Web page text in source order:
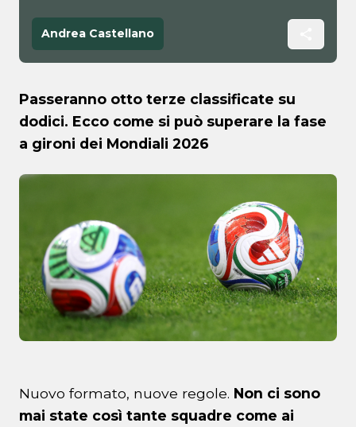
Andrea Castellano
Passeranno otto terze classificate su
dodici. Ecco come si può superare la fase
a gironi dei Mondiali 2026
Nuovo formato, nuove regole. Non ci sono
mai state così tante squadre come ai